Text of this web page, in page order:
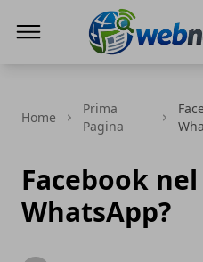
Home
Prima
Pagina
Facebook
WhatsApp?